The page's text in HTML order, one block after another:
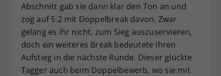
Abschnitt gab sie dann klar den Ton an und
zog auf 5:2 mit Doppelbreak davon. Zwar
gelang es ihr nicht, zum Sieg auszuservieren,
doch ein weiteres Break bedeutete ihren
Aufstieg in die nächste Runde. Dieser glückte
Tagger auch beim Doppelbewerb, wo sie mit